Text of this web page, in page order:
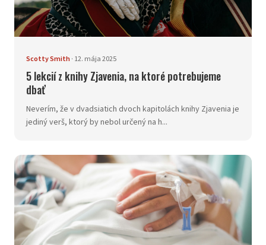
Scotty Smith· 12. mája 2025
5 lekcií z knihy Zjavenia, na ktoré potrebujeme
dbať
Neverím, že v dvadsiatich dvoch kapitolách knihy Zjavenia je
jediný verš, ktorý by nebol určený na h...